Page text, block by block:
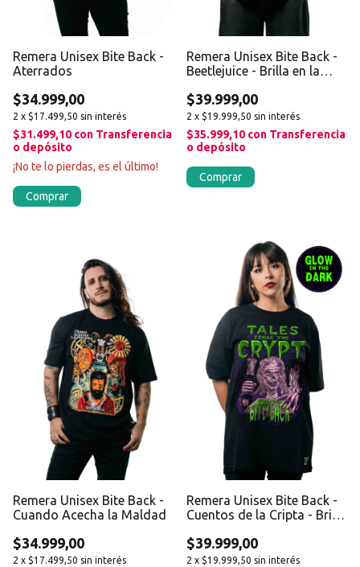
Remera Unisex Bite Back -
Aterrados
$34.999,00
2 x $17.499,50 sin interés
$31.499,10 con Transferencia
o depósito
¡No te lo pierdas, es el último!
Comprar
Remera Unisex Bite Back -
Beetlejuice - Brilla en la
$39.999,00
2 x $19.999,50 sin interés
$35.999,10 con Transferencia
o depósito
Comprar
Remera Unisex Bite Back -
Cuando Acecha la Maldad
$34.999,00
2 x $17.499,50 sin interés
Remera Unisex Bite Back -
Cuentos de la Cripta - Brilla
$39.999,00
2 x $19.999,50 sin interés